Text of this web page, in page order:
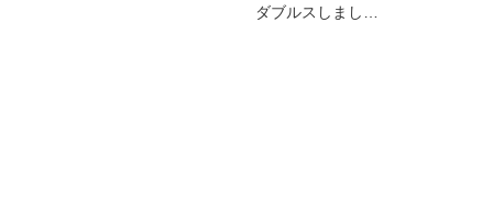
ダブルスしまし…